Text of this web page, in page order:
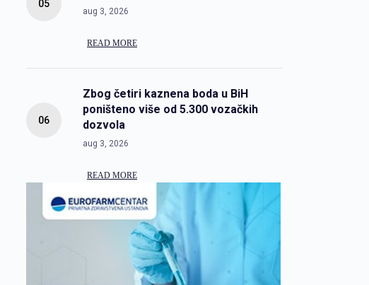
aug 3, 2026
READ MORE
Zbog četiri kaznena boda u BiH
poništeno više od 5.300 vozačkih
dozvola
aug 3, 2026
READ MORE